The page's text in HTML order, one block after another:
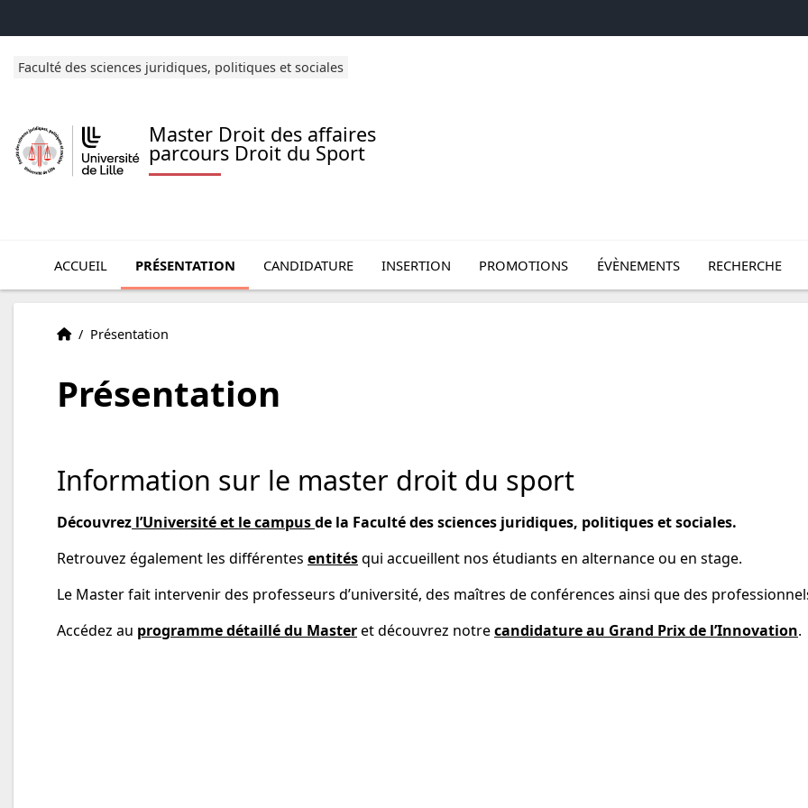
Faculté des sciences juridiques, politiques et sociales
Master Droit des affaires
parcours Droit du Sport
ACCUEIL PRÉSENTATION CANDIDATURE INSERTION PROMOTIONS ÉVÈNEMENTS RECHERCHE
Accueil
Accueil
/ Présentation
Présentation
Information sur le master droit du sport
Découvrez l’Université et le campusde la Faculté des sciences juridiques, politiques et sociales.
Retrouvez également les différentes entitésqui accueillent nos étudiants en alternance ou en stage.
Le Master fait intervenir des professeurs d’université, des maîtres de conférences ainsi que des
Accédez au programme détaillé du Masteret découvrez notrecandidature au Grand Prix de l’Innovation.